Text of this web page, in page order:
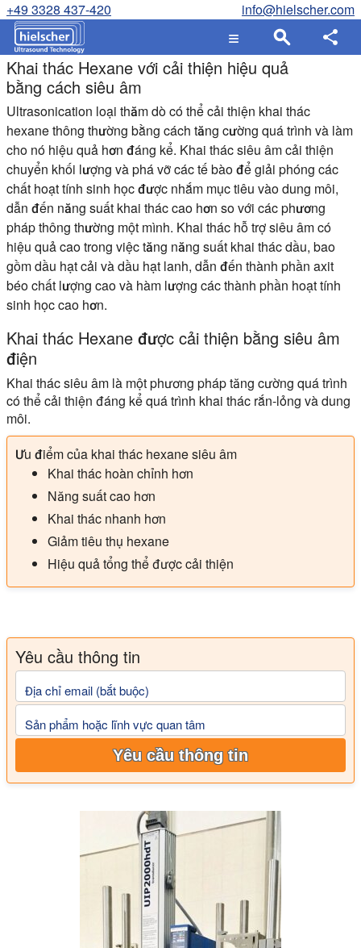
+49 3328 437-420 info@hielscher.com
Khai thác Hexane với cải thiện hiệu quả
bằng cách siêu âm
Ultrasonication loại thăm dò có thể cải thiện khai thác
hexane thông thường bằng cách tăng cường quá trình và làm
cho nó hiệu quả hơn đáng kể. Khai thác siêu âm cải thiện
chuyển khối lượng và phá vỡ các tế bào để giải phóng các
chất hoạt tính sinh học được nhắm mục tiêu vào dung môi,
dẫn đến năng suất khai thác cao hơn so với các phương
pháp thông thường một mình. Khai thác hỗ trợ siêu âm có
hiệu quả cao trong việc tăng năng suất khai thác dầu, bao
gồm dầu hạt cải và dầu hạt lanh, dẫn đến thành phần axit
béo chất lượng cao và hàm lượng các thành phần hoạt tính
sinh học cao hơn.
Khai thác Hexane được cải thiện bằng siêu âm
điện
Khai thác siêu âm là một phương pháp tăng cường quá trình
có thể cải thiện đáng kể quá trình khai thác rắn-lỏng và dung
môi.
Ưu điểm của khai thác hexane siêu âm
Khai thác hoàn chỉnh hơn
Năng suất cao hơn
Khai thác nhanh hơn
Giảm tiêu thụ hexane
Hiệu quả tổng thể được cải thiện
Yêu cầu thông tin
Địa chỉ email (bắt buộc)
Sản phẩm hoặc lĩnh vực quan tâm
Yêu cầu thông tin